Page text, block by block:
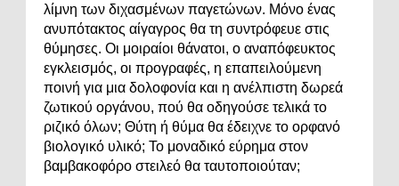
λίμνη των διχασμένων παγετώνων. Μόνο ένας
ανυπότακτος αίγαγρος θα τη συντρόφευε στις
θύμησες. Οι μοιραίοι θάνατοι, ο αναπόφευκτος
εγκλεισμός, οι προγραφές, η επαπειλούμενη
ποινή για μια δολοφονία και η ανέλπιστη δωρεά
ζωτικού οργάνου, πού θα οδηγούσε τελικά το
ριζικό όλων; Θύτη ή θύμα θα έδειχνε το ορφανό
βιολογικό υλικό; Το μοναδικό εύρημα στον
βαμβακοφόρο στειλεό θα ταυτοποιούταν;